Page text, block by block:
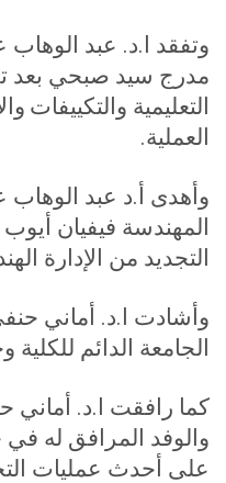
وتفقد ا.د. عبد
مدرج سيد صبحي بعد
التعليمية والتكييفات
العملية.
وأهدى أ.د عبد
المهندسة فيفيان
التجديد من الإدارة
وأشادت ا.د. أماني
الجامعة الدائم للكلية
كما رافقت ا.د. أماني
والوفد المرافق له في
على أحدث عمليات